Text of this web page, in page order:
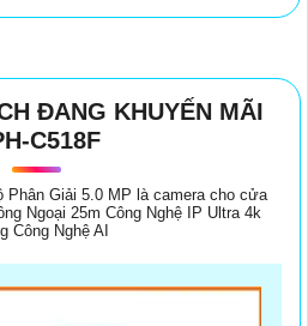
ĐANG KHUYẾN MÃI
C518F
Phân Giải 5.0 MP là camera cho cửa
Ngoại 25m Công Nghệ IP Ultra 4k
Công Nghệ AI